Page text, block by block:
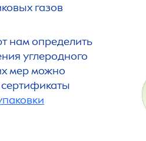
газов
нам определить
углеродного
мер можно